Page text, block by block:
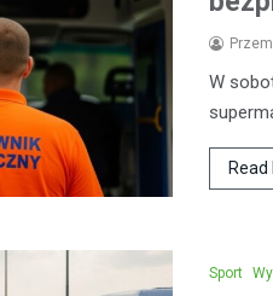
W
Read
Sport